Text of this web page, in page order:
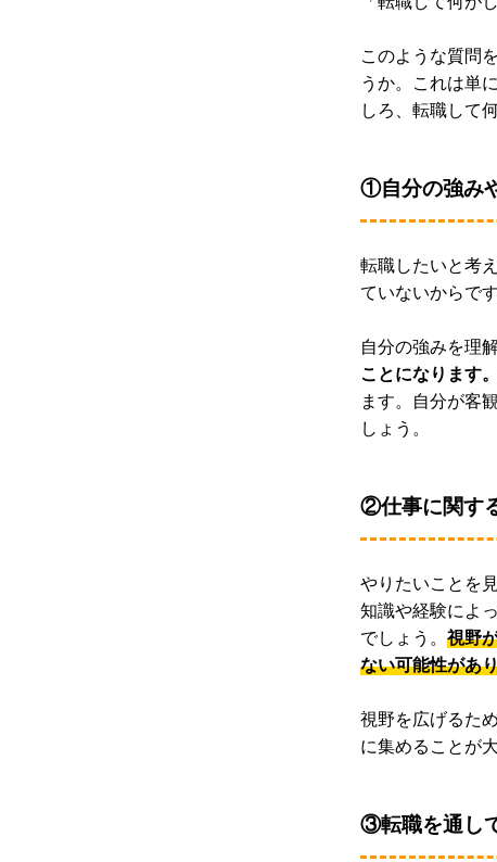
このような質問
うか。これは単
しろ、転職して
①自分の強み
転職したいと考
ていないからで
自分の強みを理
ことになります。
ます。自分が客
しょう。
②仕事に関す
やりたいことを
知識や経験によ
でしょう。 視野
ない可能性があ
視野を広げるた
に集めることが
③転職を通し